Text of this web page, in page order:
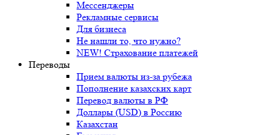
Мессенджеры
Рекламные сервисы
Для бизнеса
Не нашли то, что нужно?
NEW! Страхование платежей
Переводы
Прием валюты из-за рубежа
Пополнение казахских карт
Перевод валюты в РФ
Доллары (USD) в Россию
Казахстан